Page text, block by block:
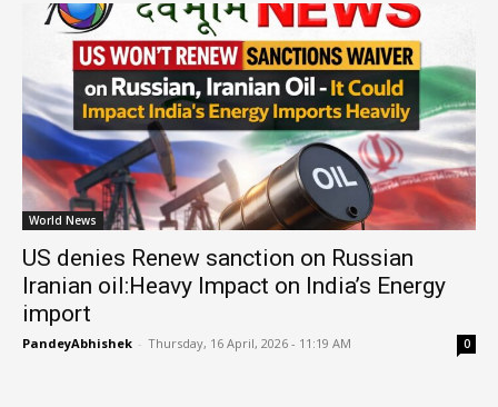
World News
US denies Renew sanction on Russian
Iranian oil:Heavy Impact on India’s Energy
import
PandeyAbhishek - Thursday, 16 April, 2026 - 11:19 AM 0